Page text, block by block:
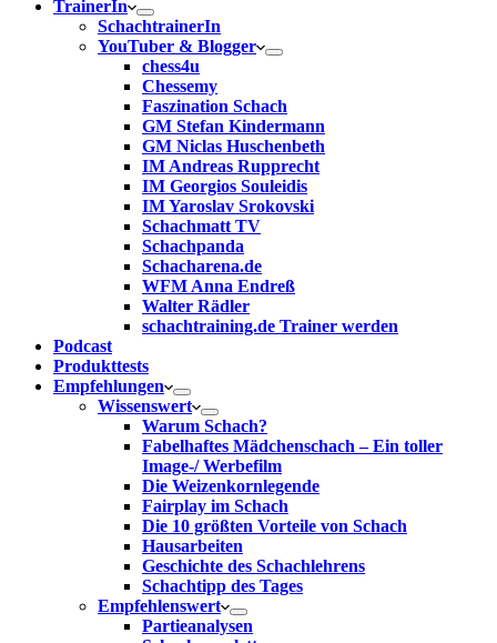
TrainerIn
SchachtrainerIn
YouTuber & Blogger
chess4u
Chessemy
Faszination Schach
GM Stefan Kindermann
GM Niclas Huschenbeth
IM Andreas Rupprecht
IM Georgios Souleidis
IM Yaroslav Srokovski
Schachmatt TV
Schachpanda
Schacharena.de
WFM Anna Endreß
Walter Rädler
schachtraining.de Trainer werden
Podcast
Produkttests
Empfehlungen
Wissenswert
Warum Schach?
Fabelhaftes Mädchenschach – Ein toller
Image-/ Werbefilm
Die Weizenkornlegende
Fairplay im Schach
Die 10 größten Vorteile von Schach‎
Hausarbeiten
Geschichte des Schachlehrens
Schachtipp des Tages
Empfehlenswert
Partieanalysen